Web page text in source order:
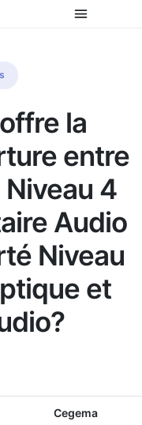
Comparer les mutuelles
la
entre
4
Audio
Niveau
et
Cegema